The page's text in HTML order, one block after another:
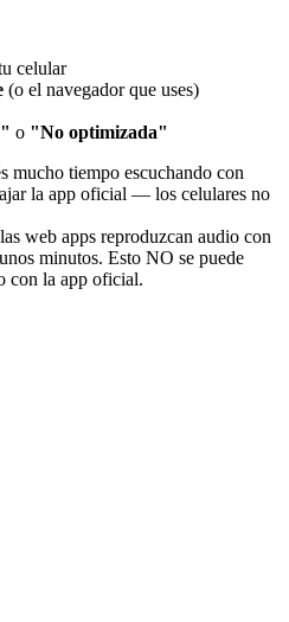
celular
(o el navegador que uses)
o "No optimizada"
mucho tiempo escuchando con
la app oficial — los celulares no
web apps reproduzcan audio con
minutos. Esto NO se puede
con la app oficial.